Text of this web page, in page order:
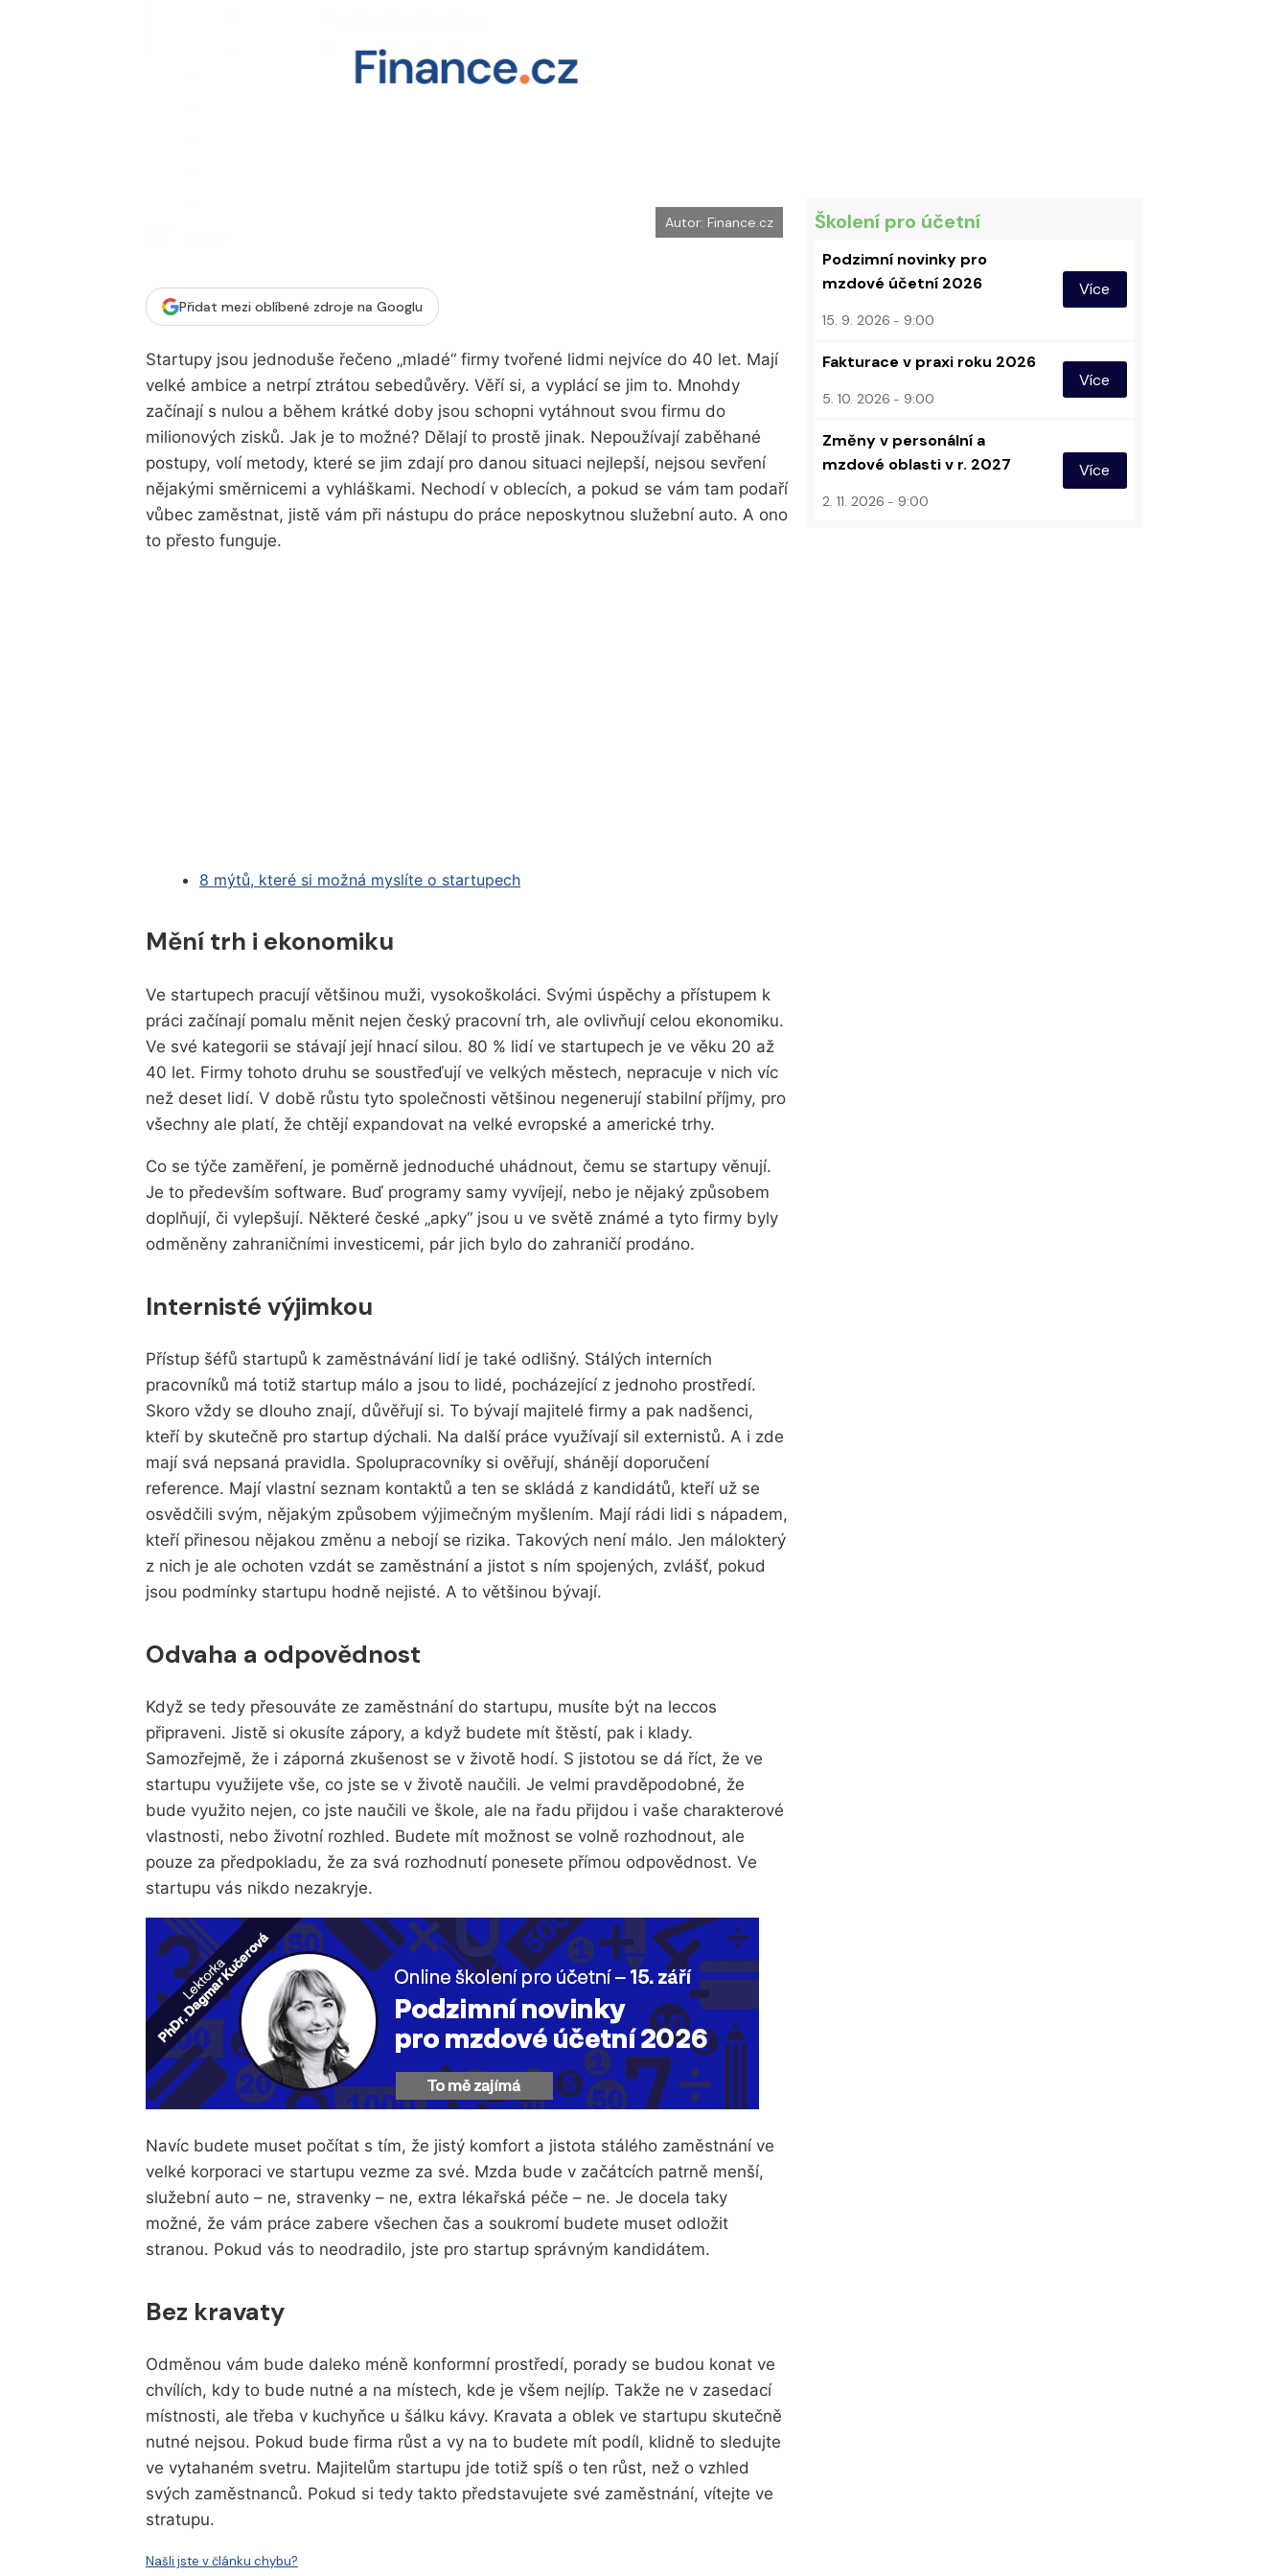
Autor: Finance.cz
Přidat mezi oblíbené zdroje na Googlu
Startupy jsou jednoduše řečeno „mladé“ firmy tvořené lidmi nejvíce do 40 let. Mají
velké ambice a netrpí ztrátou sebedůvěry. Věří si, a vyplácí se jim to. Mnohdy
začínají s nulou a během krátké doby jsou schopni vytáhnout svou firmu do
milionových zisků. Jak je to možné? Dělají to prostě jinak. Nepoužívají zaběhané
postupy, volí metody, které se jim zdají pro danou situaci nejlepší, nejsou sevření
nějakými směrnicemi a vyhláškami. Nechodí v oblecích, a pokud se vám tam podaří
vůbec zaměstnat, jistě vám při nástupu do práce neposkytnou služební auto. A ono
to přesto funguje.
8 mýtů, které si možná myslíte o startupech
Mění trh i ekonomiku
Ve startupech pracují většinou muži, vysokoškoláci. Svými úspěchy a přístupem k
práci začínají pomalu měnit nejen český pracovní trh, ale ovlivňují celou ekonomiku.
Ve své kategorii se stávají její hnací silou. 80 % lidí ve startupech je ve věku 20 až
40 let. Firmy tohoto druhu se soustřeďují ve velkých městech, nepracuje v nich víc
než deset lidí. V době růstu tyto společnosti většinou negenerují stabilní příjmy, pro
všechny ale platí, že chtějí expandovat na velké evropské a americké trhy.
Co se týče zaměření, je poměrně jednoduché uhádnout, čemu se startupy věnují.
Je to především software. Buď programy samy vyvíjejí, nebo je nějaký způsobem
doplňují, či vylepšují. Některé české „apky“ jsou u ve světě známé a tyto firmy byly
odměněny zahraničními investicemi, pár jich bylo do zahraničí prodáno.
Internisté výjimkou
Přístup šéfů startupů k zaměstnávání lidí je také odlišný. Stálých interních
pracovníků má totiž startup málo a jsou to lidé, pocházející z jednoho prostředí.
Skoro vždy se dlouho znají, důvěřují si. To bývají majitelé firmy a pak nadšenci,
kteří by skutečně pro startup dýchali. Na další práce využívají sil externistů. A i zde
mají svá nepsaná pravidla. Spolupracovníky si ověřují, shánějí doporučení
reference. Mají vlastní seznam kontaktů a ten se skládá z kandidátů, kteří už se
osvědčili svým, nějakým způsobem výjimečným myšlením. Mají rádi lidi s nápadem,
kteří přinesou nějakou změnu a nebojí se rizika. Takových není málo. Jen málokterý
z nich je ale ochoten vzdát se zaměstnání a jistot s ním spojených, zvlášť, pokud
jsou podmínky startupu hodně nejisté. A to většinou bývají.
Odvaha a odpovědnost
Když se tedy přesouváte ze zaměstnání do startupu, musíte být na leccos
připraveni. Jistě si okusíte zápory, a když budete mít štěstí, pak i klady.
Samozřejmě, že i záporná zkušenost se v životě hodí. S jistotou se dá říct, že ve
startupu využijete vše, co jste se v životě naučili. Je velmi pravděpodobné, že
bude využito nejen, co jste naučili ve škole, ale na řadu přijdou i vaše charakterové
vlastnosti, nebo životní rozhled. Budete mít možnost se volně rozhodnout, ale
pouze za předpokladu, že za svá rozhodnutí ponesete přímou odpovědnost. Ve
startupu vás nikdo nezakryje.
Navíc budete muset počítat s tím, že jistý komfort a jistota stálého zaměstnání ve
velké korporaci ve startupu vezme za své. Mzda bude v začátcích patrně menší,
služební auto – ne, stravenky – ne, extra lékařská péče – ne. Je docela taky
možné, že vám práce zabere všechen čas a soukromí budete muset odložit
stranou. Pokud vás to neodradilo, jste pro startup správným kandidátem.
Bez kravaty
Odměnou vám bude daleko méně konformní prostředí, porady se budou konat ve
chvílích, kdy to bude nutné a na místech, kde je všem nejlíp. Takže ne v zasedací
místnosti, ale třeba v kuchyňce u šálku kávy. Kravata a oblek ve startupu skutečně
nutné nejsou. Pokud bude firma růst a vy na to budete mít podíl, klidně to sledujte
ve vytahaném svetru. Majitelům startupu jde totiž spíš o ten růst, než o vzhled
svých zaměstnanců. Pokud si tedy takto představujete své zaměstnání, vítejte ve
stratupu.
Našli jste v článku chybu?
Školení pro účetní
Podzimní novinky pro
mzdové účetní 2026
15. 9. 2026 9:00
Více
Fakturace v praxi roku 2026
5. 10. 2026 9:00
Více
Změny v personální a
mzdové oblasti v r. 2027
2. 11. 2026 9:00
Více